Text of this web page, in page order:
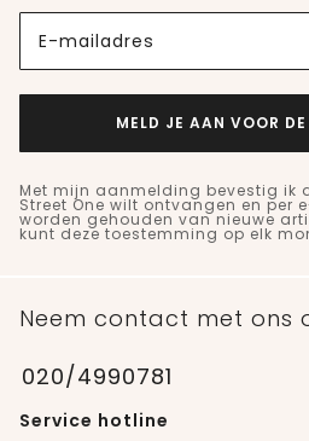
E-mailadres
MELD JE AAN VOOR
Met mijn aanmelding bevestig ik
Street One wilt ontvangen en per
worden gehouden van nieuwe
kunt deze toestemming op elk
Neem contact met ons
020/4990781
Service hotline